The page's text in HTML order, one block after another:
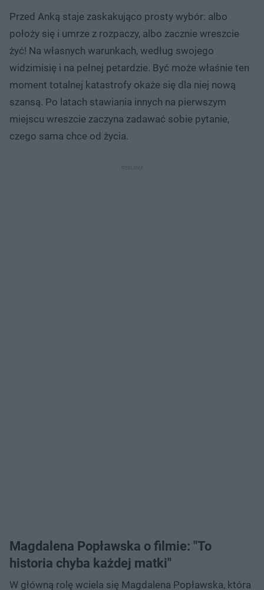
Przed Anką staje zaskakująco prosty wybór: albo
położy się i umrze z rozpaczy, albo zacznie wreszcie
żyć! Na własnych warunkach, według swojego
widzimisię i na pełnej petardzie. Być może właśnie ten
moment totalnej katastrofy okaże się dla niej nową
szansą. Po latach stawiania innych na pierwszym
miejscu wreszcie zaczyna zadawać sobie pytanie,
czego sama chce od życia.
Magdalena Popławska o filmie: "To
historia chyba każdej matki"
W główną rolę wciela się Magdalena Popławska, która